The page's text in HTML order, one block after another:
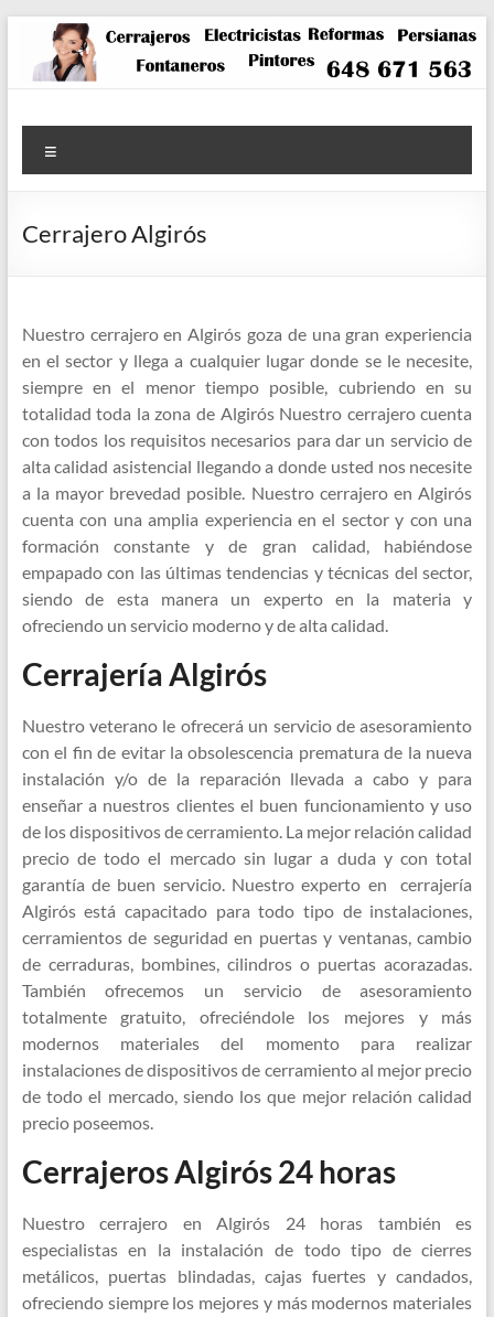
contenido
Cerrajero Algirós
Nuestro cerrajero en Algirós goza de una gran experiencia
en el sector y llega a cualquier lugar donde se le necesite,
siempre en el menor tiempo posible, cubriendo en su
totalidad toda la zona de Algirós Nuestro cerrajero cuenta
con todos los requisitos necesarios para dar un servicio de
alta calidad asistencial llegando a donde usted nos necesite
a la mayor brevedad posible. Nuestro cerrajero en Algirós
cuenta con una amplia experiencia en el sector y con una
formación constante y de gran calidad, habiéndose
empapado con las últimas tendencias y técnicas del sector,
siendo de esta manera un experto en la materia y
ofreciendo un servicio moderno y de alta calidad.
Cerrajería Algirós
Nuestro veterano le ofrecerá un servicio de asesoramiento
con el fin de evitar la obsolescencia prematura de la nueva
instalación y/o de la reparación llevada a cabo y para
enseñar a nuestros clientes el buen funcionamiento y uso
de los dispositivos de cerramiento. La mejor relación calidad
precio de todo el mercado sin lugar a duda y con total
garantía de buen servicio. Nuestro experto en cerrajería
Algirós está capacitado para todo tipo de instalaciones,
cerramientos de seguridad en puertas y ventanas, cambio
de cerraduras, bombines, cilindros o puertas acorazadas.
También ofrecemos un servicio de asesoramiento
totalmente gratuito, ofreciéndole los mejores y más
modernos materiales del momento para realizar
instalaciones de dispositivos de cerramiento al mejor precio
de todo el mercado, siendo los que mejor relación calidad
precio poseemos.
Cerrajeros Algirós 24 horas
Nuestro cerrajero en Algirós 24 horas también es
especialistas en la instalación de todo tipo de cierres
metálicos, puertas blindadas, cajas fuertes y candados,
ofreciendo siempre los mejores y más modernos materiales